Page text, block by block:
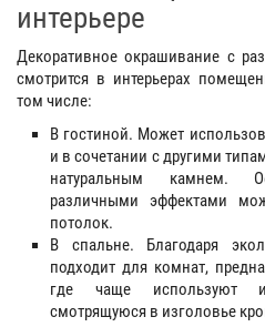
интерьере
Декоративное окрашивание с
смотрится в интерьерах
том числе:
В гостиной. Может
и в сочетании с другими
натуральным камнем.
различными эффектами
потолок.
В спальне. Благодаря
подходит для комнат,
где чаще используют
смотрящуюся в изголовье